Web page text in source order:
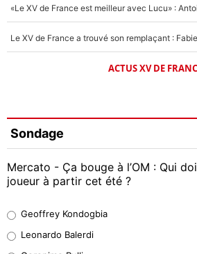
ACTUS XV DE
Sondage
Mercato - Ça bouge à l’OM : Qui
joueur à partir cet été ?
38%
Geoffrey Kondogbia
Leonardo Balerdi